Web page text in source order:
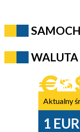
WALUTA
Aktualny
1 EUR